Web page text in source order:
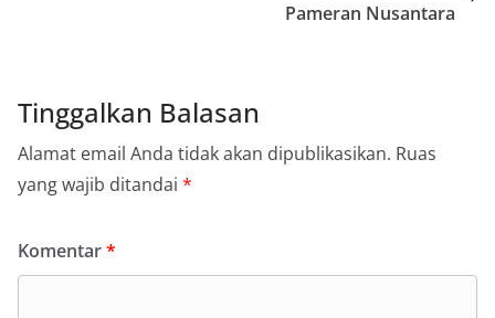
Pameran Nusantara
Tinggalkan Balasan
Alamat email Anda tidak akan dipublikasikan. Ruas
yang wajib ditandai *
Komentar*